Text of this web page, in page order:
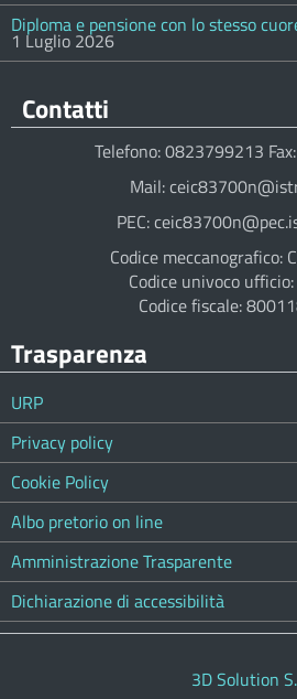
Diploma e pensione con lo stesso
1 Luglio 2026
Contatti
Telefono: 0823799213
Mail:
PEC:
Codice meccanografico:
Codice univoco
Codice fiscale:
Trasparenza
URP
Privacy policy
Cookie Policy
Albo pretorio on line
Amministrazione Trasparente
Dichiarazione di accessibilità
3D Solution